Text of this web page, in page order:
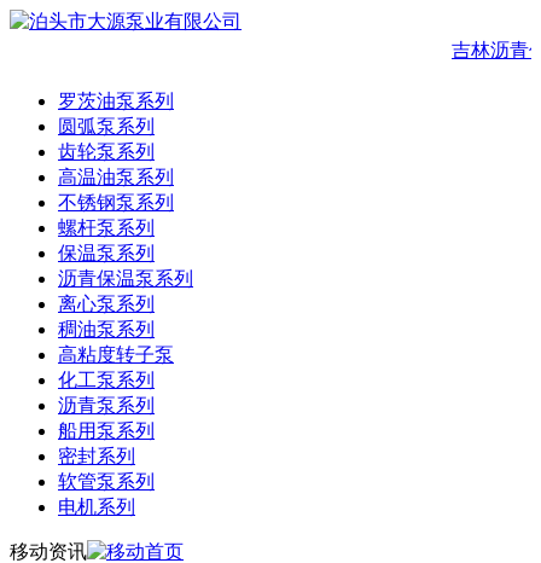
吉林沥青
罗茨油泵系列
圆弧泵系列
齿轮泵系列
高温油泵系列
不锈钢泵系列
螺杆泵系列
保温泵系列
沥青保温泵系列
离心泵系列
稠油泵系列
高粘度转子泵
化工泵系列
沥青泵系列
船用泵系列
密封系列
软管泵系列
电机系列
移动资讯